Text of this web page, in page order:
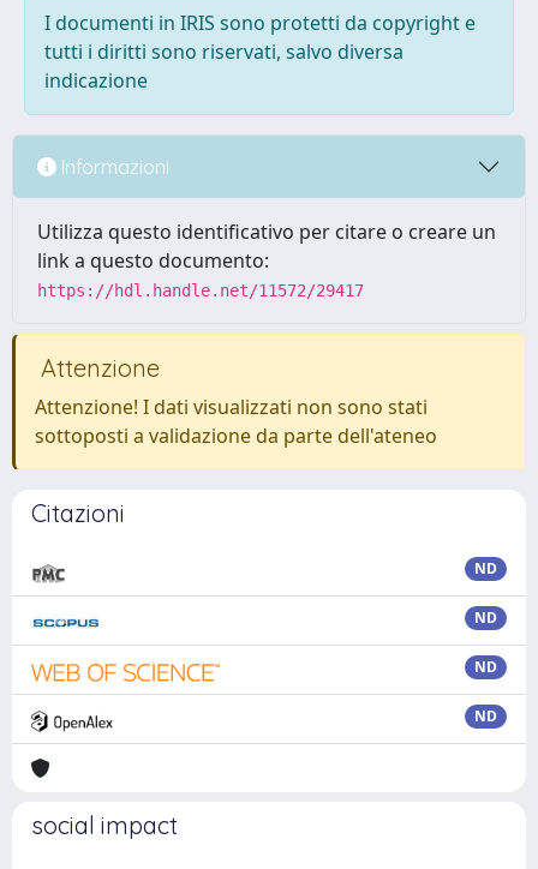
I documenti in IRIS sono protetti da copyright e
tutti i diritti sono riservati, salvo diversa
indicazione
Informazioni
Utilizza questo identificativo per citare o creare un
link a questo documento:
https://hdl.handle.net/11572/29417
Attenzione
Attenzione! I dati visualizzati non sono stati
sottoposti a validazione da parte dell'ateneo
Citazioni
ND
ND
ND
ND
social impact